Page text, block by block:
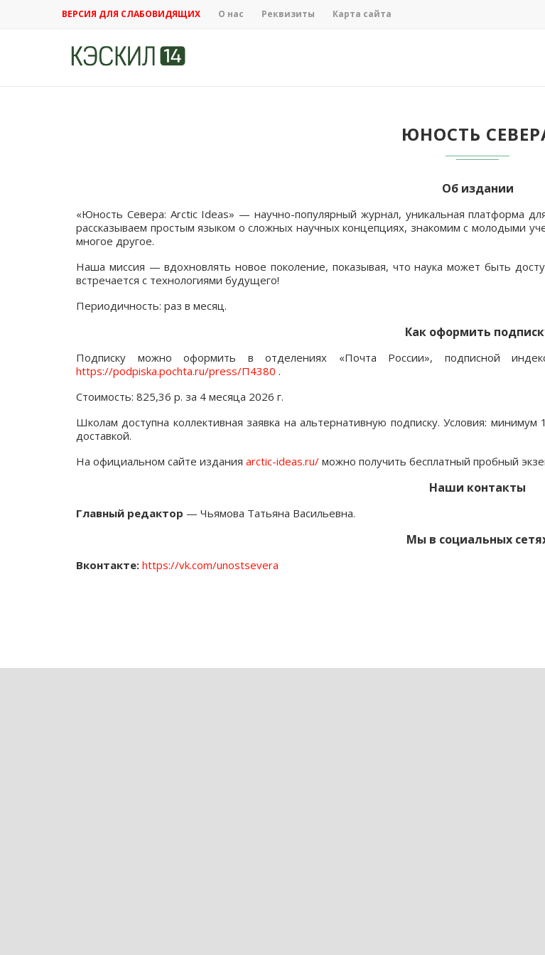
ВЕРСИЯ ДЛЯ СЛАБОВИДЯЩИХ О нас Реквизиты Карта сайта
ЮНОСТЬ
Об издании
«Юность Севера: Arctic Ideas» — научно-популярный журнал, уникальная платформа
рассказываем простым языком о сложных научных концепциях, знакомим с молодыми
многое другое.
Наша миссия — вдохновлять новое поколение, показывая, что наука может быть
встречается с технологиями будущего!
Периодичность: раз в месяц.
Как оформить
Подписку можно оформить в отделениях «Почта России», подписной
https://podpiska.pochta.ru/press/П4380 .
Стоимость: 825,36 р. за 4 месяца 2026 г.
Школам доступна коллективная заявка наальтернативную подписку.Условия: минимум
доставкой.
На официальном сайте издания arctic-ideas.ru/ можно получить бесплатный пробный
Наши контакты
Главный редактор — Чьямова Татьяна Васильевна.
Мы в социальных
Вконтакте: https://vk.com/unostsevera